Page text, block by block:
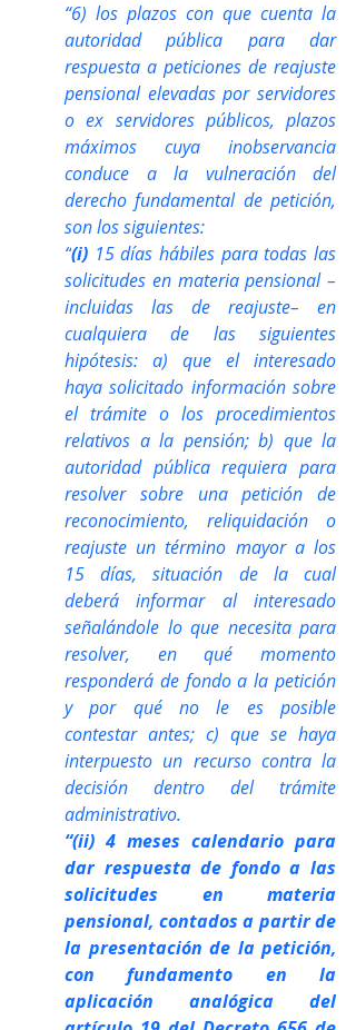
“6) los plazos con que cuenta la
autoridad pública para dar
respuesta a peticiones de reajuste
pensional elevadas por servidores
o ex servidores públicos, plazos
máximos cuya inobservancia
conduce a la vulneración del
derecho fundamental de petición,
son los siguientes:
“(i) 15 días hábiles para todas las
solicitudes en materia pensional –
incluidas las de reajuste– en
cualquiera de las siguientes
hipótesis: a) que el interesado
haya solicitado información sobre
el trámite o los procedimientos
relativos a la pensión; b) que la
autoridad pública requiera para
resolver sobre una petición de
reconocimiento, reliquidación o
reajuste un término mayor a los
15 días, situación de la cual
deberá informar al interesado
señalándole lo que necesita para
resolver, en qué momento
responderá de fondo a la petición
y por qué no le es posible
contestar antes; c) que se haya
interpuesto un recurso contra la
decisión dentro del trámite
administrativo.
“(ii) 4 meses calendario para
dar respuesta de fondo a las
solicitudes en materia
pensional, contados a partir de
la presentación de la petición,
con fundamento en la
aplicación analógica del